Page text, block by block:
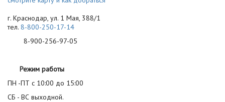
г. Краснодар, ул. 1 Мая, 388/1
тел. 8-800-250-17-14
8-900-256-97-05
Режим работы
ПН -ПТ с 10:00 до 15:00
СБ - ВС выходной.